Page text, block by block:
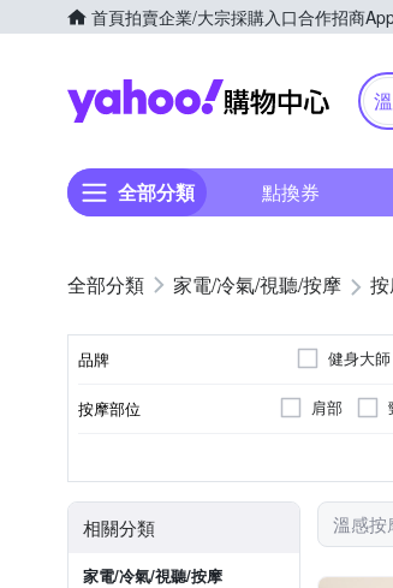
首頁拍賣企業/大宗採購入口合作招商
全部分類 點換券
家電/冷氣/視聽/按摩
品牌 健身大師
按摩部位 肩部
相關分類
家電/冷氣/視聽/按摩
溫感按